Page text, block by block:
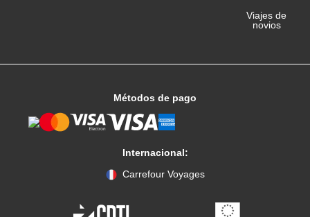
Viajes de
novios
Métodos de pago
Internacional:
Carrefour Voyages